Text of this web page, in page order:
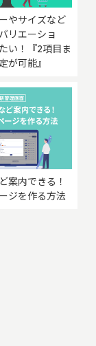
やサイズなど
リエーショ
い！『2項目ま
が可能』
案内できる！
ジを作る方法